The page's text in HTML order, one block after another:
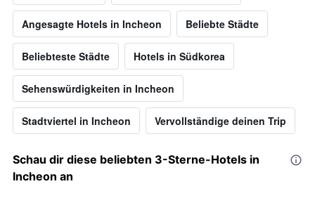
Angesagte Hotels in Incheon Beliebte Städte
Beliebteste Städte Hotels in Südkorea
Sehenswürdigkeiten in Incheon
Stadtviertel in Incheon Vervollständige deinen Trip
Schau dir diese beliebten 3-Sterne-Hotels in
Incheon an